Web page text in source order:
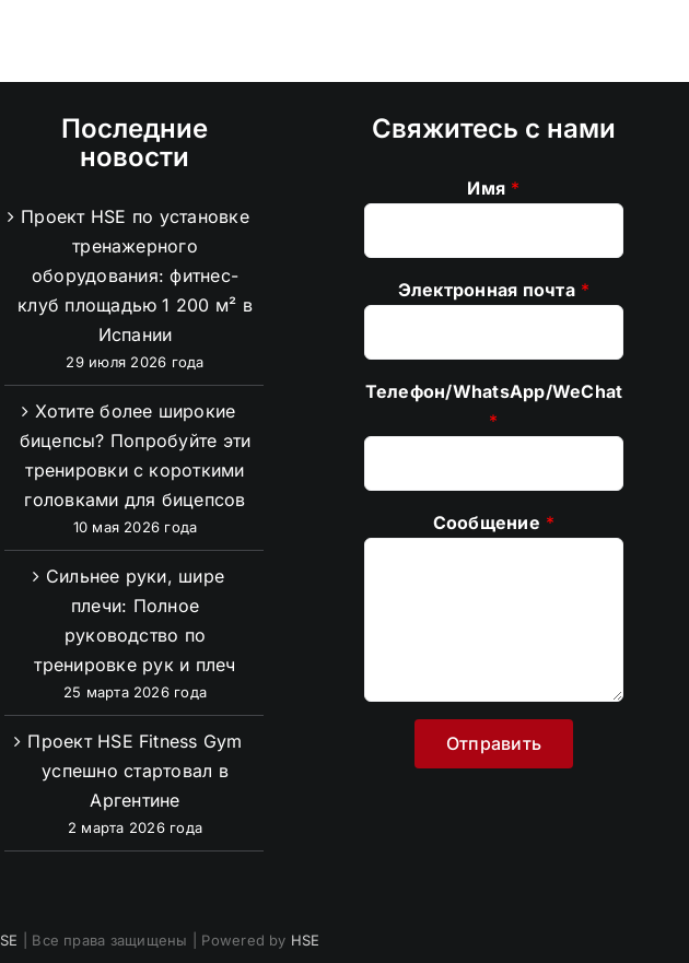
Последние
новости
Проект HSE по установке
тренажерного
оборудования: фитнес-
клуб площадью 1 200 м² в
Испании
29 июля 2026 года
Хотите более широкие
бицепсы? Попробуйте эти
тренировки с короткими
головками для бицепсов
10 мая 2026 года
Сильнее руки, шире
плечи: Полное
руководство по
тренировке рук и плеч
25 марта 2026 года
Проект HSE Fitness Gym
успешно стартовал в
Аргентине
2 марта 2026 года
Свяжитесь с нами
Имя *
Электронная почта *
Телефон/WhatsApp/WeChat
*
Сообщение *
| Все права защищены | Powered by HSE